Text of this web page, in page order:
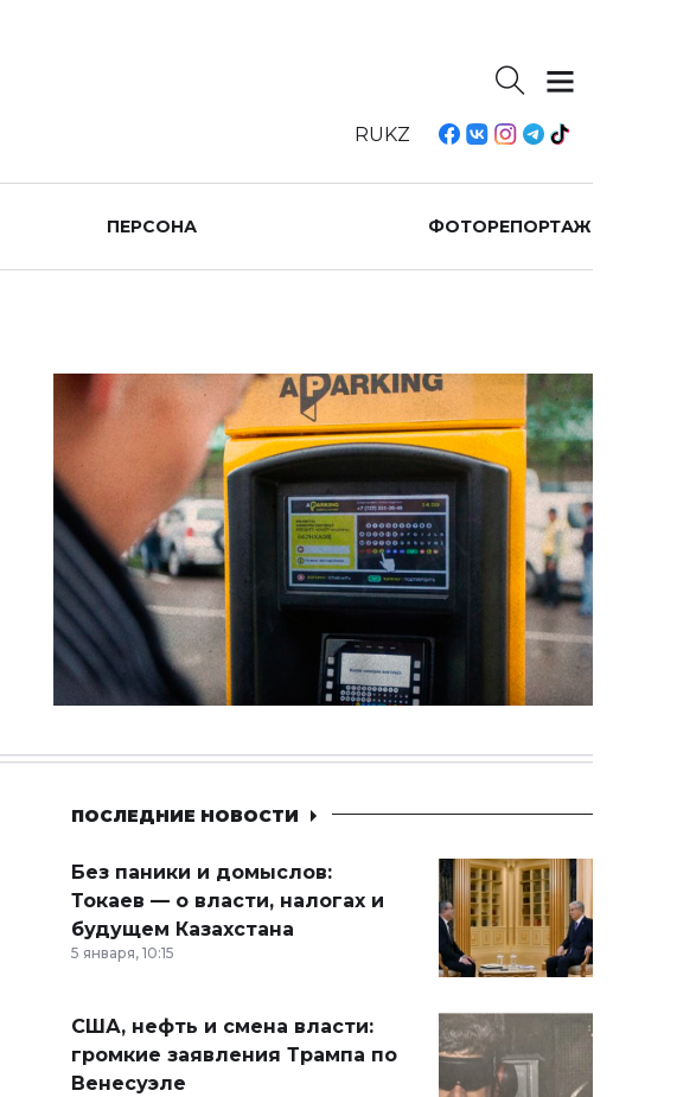
RUKZ
ПЕРСОНА ФОТОРЕПОРТАЖ
ПОСЛЕДНИЕ НОВОСТИ
Без паники и домыслов:
Токаев — о власти, налогах и
будущем Казахстана
5 января, 10:15
США, нефть и смена власти:
громкие заявления Трампа по
Венесуэле